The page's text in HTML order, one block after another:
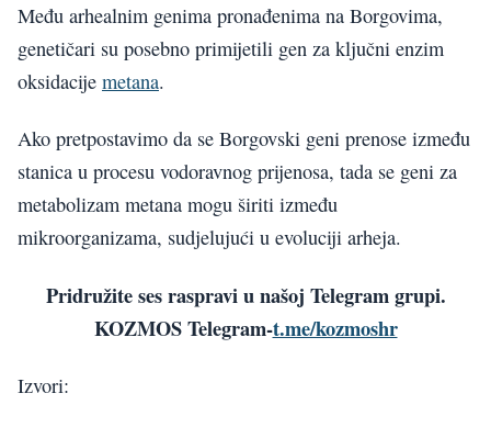
Među arhealnim genima pronađenima na Borgovima,
genetičari su posebno primijetili gen za ključni enzim
oksidacije metana.
Ako pretpostavimo da se Borgovski geni prenose između
stanica u procesu vodoravnog prijenosa, tada se geni za
metabolizam metana mogu širiti između
mikroorganizama, sudjelujući u evoluciji arheja.
Pridružite ses raspravi u našoj Telegram grupi.
KOZMOS Telegram-t.me/kozmoshr
Izvori: